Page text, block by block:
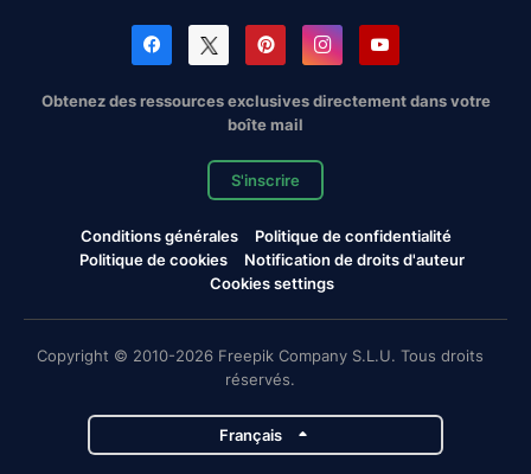
Obtenez des ressources exclusives directement dans votre
boîte mail
S'inscrire
Conditions générales
Politique de confidentialité
Politique de cookies
Notification de droits d'auteur
Cookies settings
Copyright © 2010-2026 Freepik Company S.L.U. Tous droits
réservés.
Français